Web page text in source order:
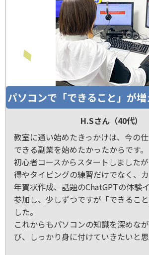
パソコンで「できること」が増
H.Sさん（40代）
教室に通い始めたきっかけは、今の
できる副業を始めたかったからです。
初心者コースからスタートしました
得やタイピングの練習だけでなく、
年賀状作成、話題のChatGPTの体験
参加し、少しずつですが「できるこ
した。
これからもパソコンの知識を深めな
び、しっかり身に付けていきたいと思